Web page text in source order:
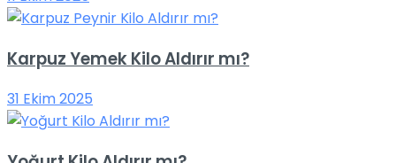
Karpuz Yemek Kilo Aldırır mı?
31 Ekim 2025